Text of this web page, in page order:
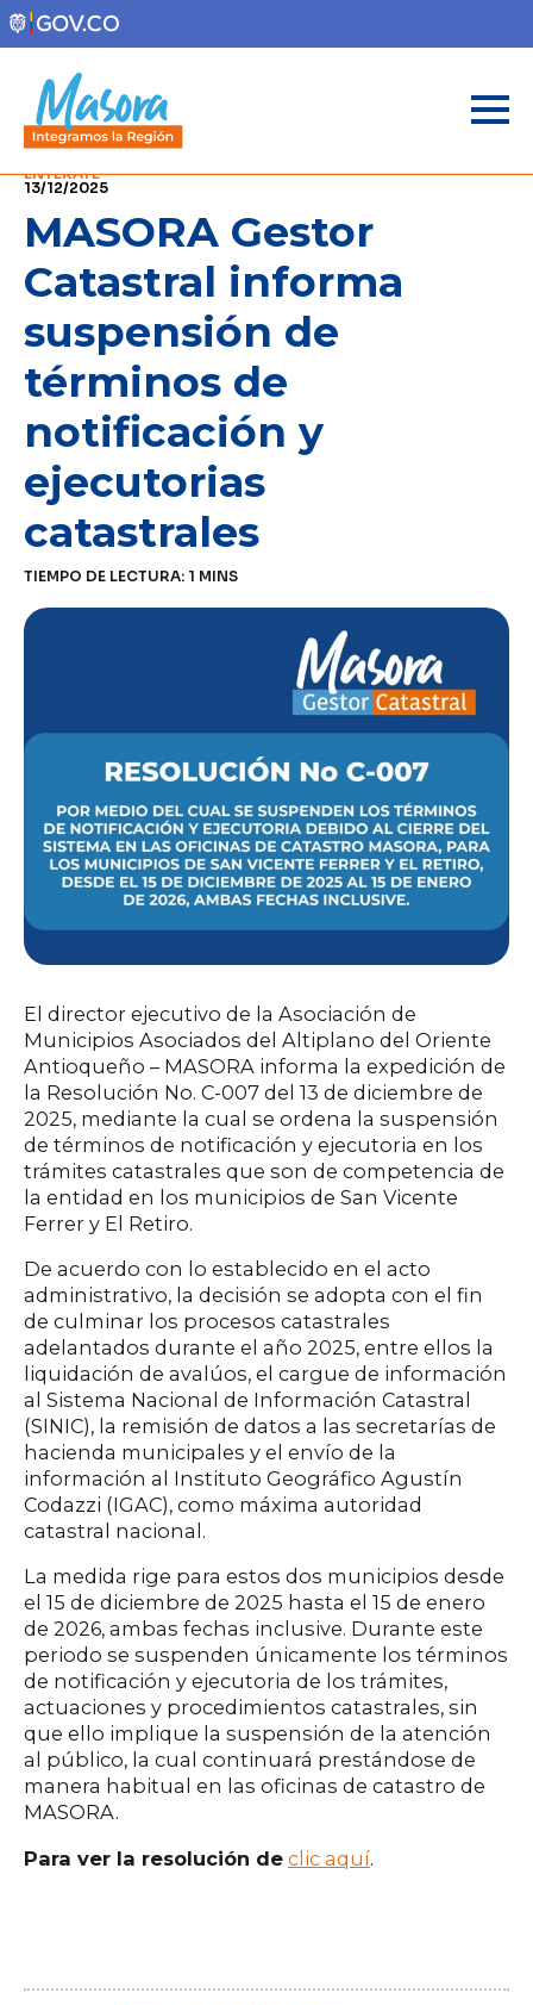
ENTÉRATE
13/12/2025
MASORA Gestor
Catastral informa
suspensión de
términos de
notificación y
ejecutorias
catastrales
TIEMPO DE LECTURA: 1 MINS
El director ejecutivo de la Asociación de
Municipios Asociados del Altiplano del Oriente
Antioqueño – MASORA informa la expedición de
la Resolución No. C-007 del 13 de diciembre de
2025, mediante la cual se ordena la suspensión
de términos de notificación y ejecutoria en los
trámites catastrales que son de competencia de
la entidad en los municipios de San Vicente
Ferrer y El Retiro.
De acuerdo con lo establecido en el acto
administrativo, la decisión se adopta con el fin
de culminar los procesos catastrales
adelantados durante el año 2025, entre ellos la
liquidación de avalúos, el cargue de información
al Sistema Nacional de Información Catastral
(SINIC), la remisión de datos a las secretarías de
hacienda municipales y el envío de la
información al Instituto Geográfico Agustín
Codazzi (IGAC), como máxima autoridad
catastral nacional.
La medida rige para estos dos municipios desde
el 15 de diciembre de 2025 hasta el 15 de enero
de 2026, ambas fechas inclusive. Durante este
periodo se suspenden únicamente los términos
de notificación y ejecutoria de los trámites,
actuaciones y procedimientos catastrales, sin
que ello implique la suspensión de la atención
al público, la cual continuará prestándose de
manera habitual en las oficinas de catastro de
MASORA.
Para ver la resolución de clic aquí.